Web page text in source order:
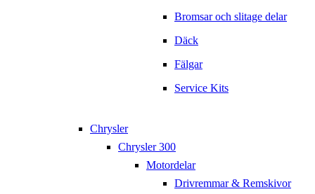
Bromsar och slitage delar
Däck
Fälgar
Service Kits
Chrysler
Chrysler 300
Motordelar
Drivremmar & Remskivor